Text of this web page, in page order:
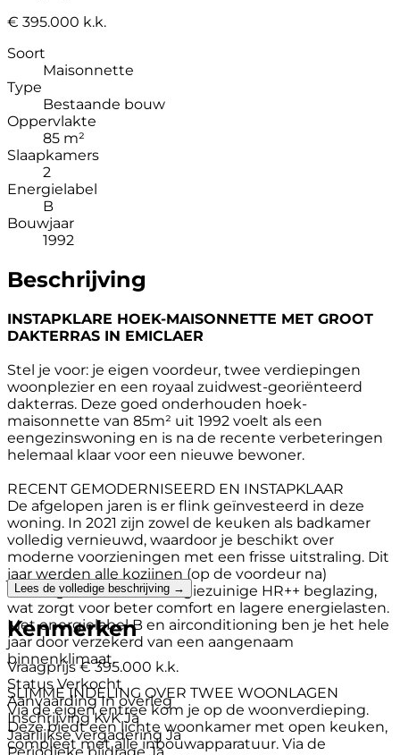
€ 395.000 k.k.
Soort
Maisonnette
Type
Bestaande bouw
Oppervlakte
85 m²
Slaapkamers
2
Energielabel
B
Bouwjaar
1992
Beschrijving
INSTAPKLARE HOEK-MAISONNETTE MET GROOT
DAKTERRAS IN EMICLAER
Stel je voor: je eigen voordeur, twee verdiepingen
woonplezier en een royaal zuidwest-georiënteerd
dakterras. Deze goed onderhouden hoek-
maisonnette van 85m² uit 1992 voelt als een
eengezinswoning en is na de recente verbeteringen
helemaal klaar voor een nieuwe bewoner.
RECENT GEMODERNISEERD EN INSTAPKLAAR
De afgelopen jaren is er flink geïnvesteerd in deze
woning. In 2021 zijn zowel de keuken als badkamer
volledig vernieuwd, waardoor je beschikt over
moderne voorzieningen met een frisse uitstraling. Dit
jaar werden alle kozijnen (op de voordeur na)
vervangen inclusief energiezuinige HR++ beglazing,
wat zorgt voor beter comfort en lagere energielasten.
Met energielabel B en airconditioning ben je het hele
jaar door verzekerd van een aangenaam
binnenklimaat.
SLIMME INDELING OVER TWEE WOONLAGEN
Via de eigen entree kom je op de woonverdieping.
Deze biedt een lichte woonkamer met open keuken,
compleet met alle inbouwapparatuur. Via de
Lees de volledige beschrijving →
Kenmerken
Vraagprijs € 395.000 k.k.
Status Verkocht
Aanvaarding In overleg
Inschrijving KvK Ja
Jaarlijkse vergadering Ja